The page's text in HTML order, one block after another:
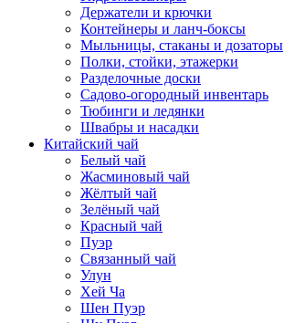
Держатели и крючки
Контейнеры и ланч-боксы
Мыльницы, стаканы и дозаторы
Полки, стойки, этажерки
Разделочные доски
Садово-огородный инвентарь
Тюбинги и ледянки
Швабры и насадки
Китайский чай
Белый чай
Жасминовый чай
Жёлтый чай
Зелёный чай
Красный чай
Пуэр
Связанный чай
Улун
Хей Ча
Шен Пуэр